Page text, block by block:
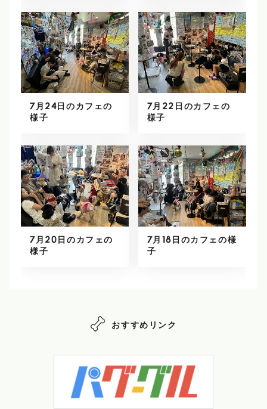
7月24日のカフェの
様子
7月22日のカフェの
様子
7月20日のカフェの
様子
7月18日のカフェの様
子
おすすめリンク